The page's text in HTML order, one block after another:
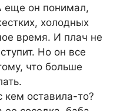
еще он понимал,
холодных
время. И плач не
Но он все
что больше
оставила-то?